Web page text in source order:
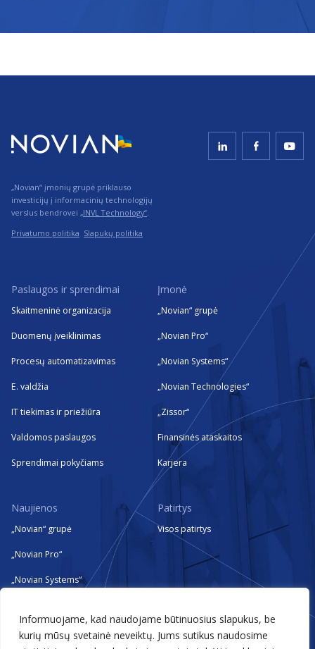
Informuojame, kad naudojame būtinuosius slapukus, be
kurių mūsų svetainė neveiktų. Jums sutikus naudosime
„Novian“ įmonių grupė priklauso
investicijų į informacinių technologijų
verslus bendrovei „INVL Technology“.
Privatumo politika Slapukų politika
Paslaugos ir sprendimai
Skaitmeninė organizacija
Duomenų įveiklinimas
Procesų automatizavimas
E. valdžia
IT tiekimas ir priežiūra
Valdomos paslaugos
Sprendimai pokyčiams
Įmonė
„Novian“ grupė
„Novian Pro“
„Novian Systems“
„Novian Technologies“
„Zissor“
Finansinės ataskaitos
Karjera
Naujienos
„Novian“ grupė
„Novian Pro“
„Novian Systems“
„Zissor“
Patirtys
Visos patirtys